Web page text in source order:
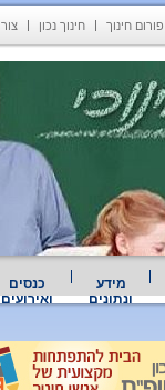
פורום חינוך חינוך נכון
מידע
ונתונים
כנסים
ואירועים